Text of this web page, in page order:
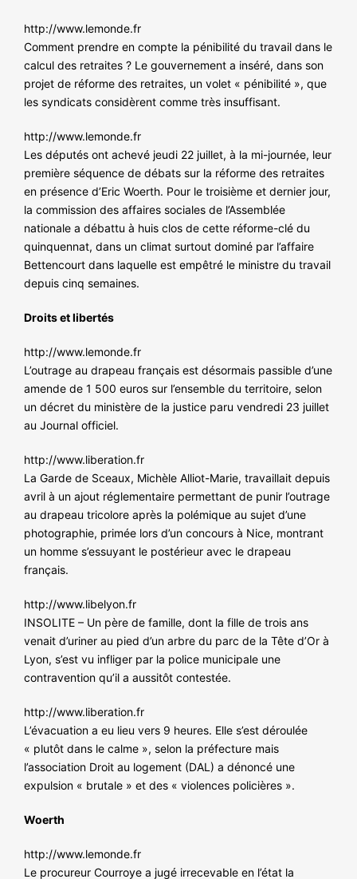
http://www.lemonde.fr
Comment prendre en compte la pénibilité du travail dans le
calcul des retraites ? Le gouvernement a inséré, dans son
projet de réforme des retraites, un volet « pénibilité », que
les syndicats considèrent comme très insuffisant.
http://www.lemonde.fr
Les députés ont achevé jeudi 22 juillet, à la mi-journée, leur
première séquence de débats sur la réforme des retraites
en présence d’Eric Woerth. Pour le troisième et dernier jour,
la commission des affaires sociales de l’Assemblée
nationale a débattu à huis clos de cette réforme-clé du
quinquennat, dans un climat surtout dominé par l’affaire
Bettencourt dans laquelle est empêtré le ministre du travail
depuis cinq semaines.
Droits et libertés
http://www.lemonde.fr
L’outrage au drapeau français est désormais passible d’une
amende de 1 500 euros sur l’ensemble du territoire, selon
un décret du ministère de la justice paru vendredi 23 juillet
au Journal officiel.
http://www.liberation.fr
La Garde de Sceaux, Michèle Alliot-Marie, travaillait depuis
avril à un ajout réglementaire permettant de punir l’outrage
au drapeau tricolore après la polémique au sujet d’une
photographie, primée lors d’un concours à Nice, montrant
un homme s’essuyant le postérieur avec le drapeau
français.
http://www.libelyon.fr
INSOLITE – Un père de famille, dont la fille de trois ans
venait d’uriner au pied d’un arbre du parc de la Tête d’Or à
Lyon, s’est vu infliger par la police municipale une
contravention qu’il a aussitôt contestée.
http://www.liberation.fr
L’évacuation a eu lieu vers 9 heures. Elle s’est déroulée
« plutôt dans le calme », selon la préfecture mais
l’association Droit au logement (DAL) a dénoncé une
expulsion « brutale » et des « violences policières ».
Woerth
http://www.lemonde.fr
Le procureur Courroye a jugé irrecevable en l’état la